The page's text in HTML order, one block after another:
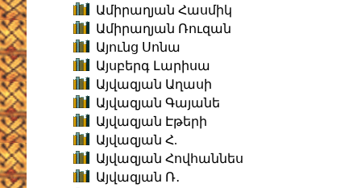
Ամիրաղյան Հասմիկ
Ամիրաղյան Ռուզան
Այունց Սոնա
Այսբերգ Լարիսա
Այվազյան Աղասի
Այվազյան Գայանե
Այվազյան Էթերի
Այվազյան Հ.
Այվազյան Հովհաննես
Այվազյան Ռ․